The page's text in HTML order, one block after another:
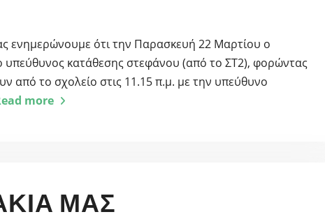
ενημερώνουμε ότι την Παρασκευή 22 Μαρτίου ο
υπεύθυνος κατάθεσης στεφάνου (από το ΣΤ2), φορώντας
από το σχολείο στις 11.15 π.μ. με την υπεύθυνο
more
ΜΑΣ